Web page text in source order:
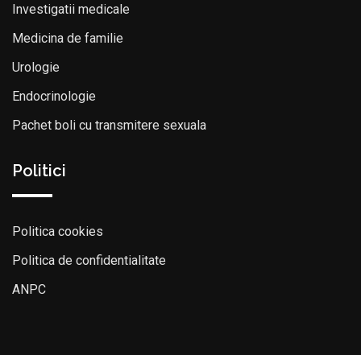
Investigatii medicale
Medicina de familie
Urologie
Endocrinologie
Pachet boli cu transmitere sexuala
Politici
Politica cookies
Politica de confidentialitate
ANPC